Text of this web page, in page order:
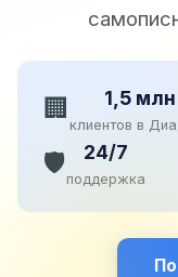
🏢 1,5 млн
клиентов в
🛡️ 24/7
поддержка